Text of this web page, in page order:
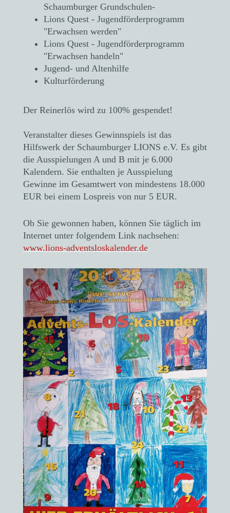
Schaumburger Grundschulen-
Lions Quest - Jugendförderprogramm
"Erwachsen werden"
Lions Quest - Jugendförderprogramm
"Erwachsen handeln"
Jugend- und Altenhilfe
Kulturförderung
Der Reinerlös wird zu 100% gespendet!
Veranstalter dieses Gewinnspiels ist das
Hilfswerk der Schaumburger LIONS e.V. Es gibt
die Ausspielungen A und B mit je 6.000
Kalendern. Sie enthalten je Ausspielung
Gewinne im Gesamtwert von mindestens 18.000
EUR bei einem Lospreis von nur 5 EUR.
Ob Sie gewonnen haben, können Sie täglich im
Internet unter folgendem Link nachsehen:
www.lions-adventsloskalender.de